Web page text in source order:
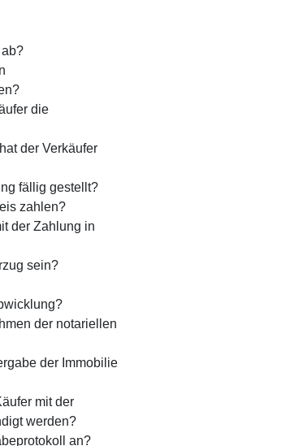
die
der Verkäufer
fällig gestellt?
zahlen?
der Zahlung in
sein?
der notariellen
der Immobilie
mit der
werden?
an?